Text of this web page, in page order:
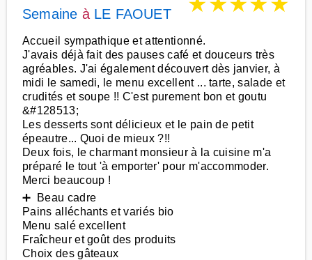
Semaine à LE FAOUET
Accueil sympathique et attentionné.
J'avais déjà fait des pauses café et douceurs très
agréables. J'ai également découvert dès janvier, à
midi le samedi, le menu excellent ... tarte, salade et
crudités et soupe !! C'est purement bon et goutu
&#128513;
Les desserts sont délicieux et le pain de petit
épeautre... Quoi de mieux ?!!
Deux fois, le charmant monsieur à la cuisine m'a
préparé le tout 'à emporter' pour m'accommoder.
Merci beaucoup !
➕ Beau cadre
Pains alléchants et variés bio
Menu salé excellent
Fraîcheur et goût des produits
Choix des gâteaux